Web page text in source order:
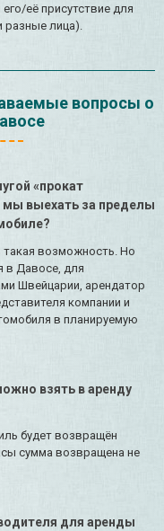
её присутствие для
разные лица).
вопросы о
«прокат
выехать за пределы
такая возможность. Но
в Давосе, для
Швейцарии, арендатор
компании и
в планируемую
взять в аренду
будет возвращён
сумма возвращена не
для аренды